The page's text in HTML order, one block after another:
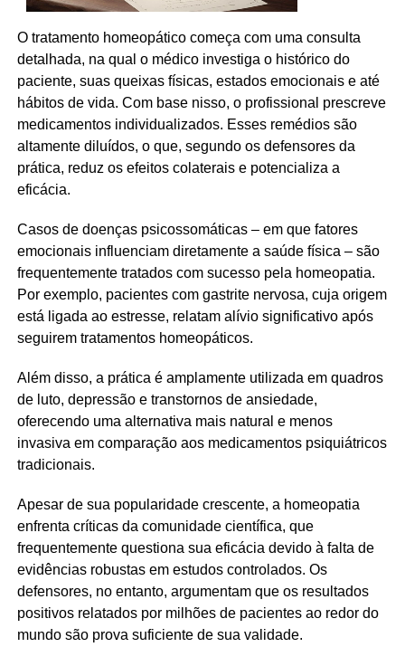
O tratamento homeopático começa com uma consulta
detalhada, na qual o médico investiga o histórico do
paciente, suas queixas físicas, estados emocionais e até
hábitos de vida. Com base nisso, o profissional prescreve
medicamentos individualizados. Esses remédios são
altamente diluídos, o que, segundo os defensores da
prática, reduz os efeitos colaterais e potencializa a
eficácia.
Casos de doenças psicossomáticas – em que fatores
emocionais influenciam diretamente a saúde física – são
frequentemente tratados com sucesso pela homeopatia.
Por exemplo, pacientes com gastrite nervosa, cuja origem
está ligada ao estresse, relatam alívio significativo após
seguirem tratamentos homeopáticos.
Além disso, a prática é amplamente utilizada em quadros
de luto, depressão e transtornos de ansiedade,
oferecendo uma alternativa mais natural e menos
invasiva em comparação aos medicamentos psiquiátricos
tradicionais.
Apesar de sua popularidade crescente, a homeopatia
enfrenta críticas da comunidade científica, que
frequentemente questiona sua eficácia devido à falta de
evidências robustas em estudos controlados. Os
defensores, no entanto, argumentam que os resultados
positivos relatados por milhões de pacientes ao redor do
mundo são prova suficiente de sua validade.